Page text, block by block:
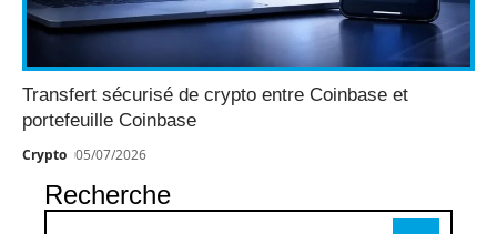
Transfert sécurisé de crypto entre Coinbase et
portefeuille Coinbase
Crypto 05/07/2026
Recherche